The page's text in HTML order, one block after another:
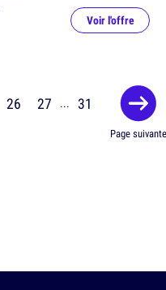
Voir l'offre
26 27 ... 31
Page suivante